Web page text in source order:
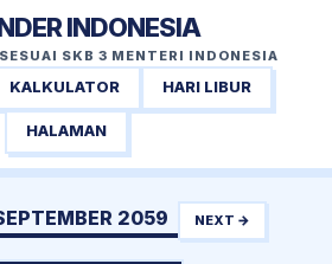
INDONESIA
SKB 3 MENTERI INDONESIA
KALKULATOR HARI LIBUR
HALAMAN
2059 NEXT →